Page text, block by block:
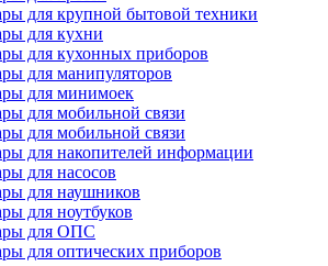
для крупной бытовой техники
для кухни
для кухонных приборов
для манипуляторов
для минимоек
для мобильной связи
для мобильной связи
для накопителей информации
для насосов
для наушников
для ноутбуков
для ОПС
для оптических приборов